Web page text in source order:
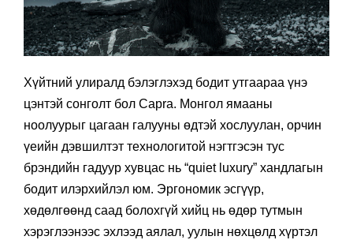
Хүйтний улиралд бэлэглэхэд бодит утгаараа үнэ
цэнтэй сонголт бол Capra. Монгол ямааны
ноолуурыг цагаан галууны өдтэй хослуулан, орчин
үеийн дэвшилтэт технологитой нэгтгэсэн тус
брэндийн гадуур хувцас нь “quiet luxury” хандлагын
бодит илэрхийлэл юм. Эргономик эсгүүр,
хөдөлгөөнд саад болохгүй хийц нь өдөр тутмын
хэрэглээнээс эхлээд аялал, уулын нөхцөлд хүртэл